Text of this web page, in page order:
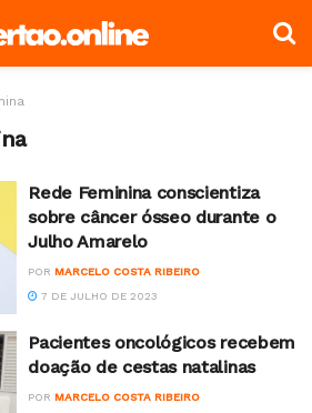
Rede Feminina conscientiza
sobre câncer ósseo durante o
Julho Amarelo
POR MARCELO COSTA RIBEIRO
7 DE JULHO DE 2023
Pacientes oncológicos recebem
doação de cestas natalinas
POR MARCELO COSTA RIBEIRO